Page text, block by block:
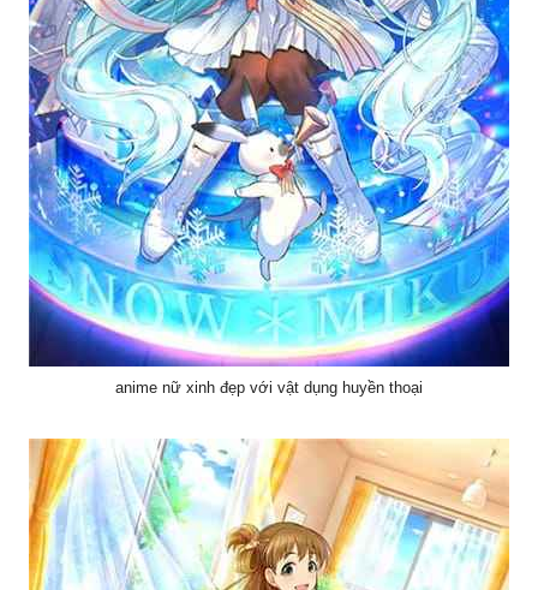
anime nữ xinh đẹp với vật dụng huyền thoại